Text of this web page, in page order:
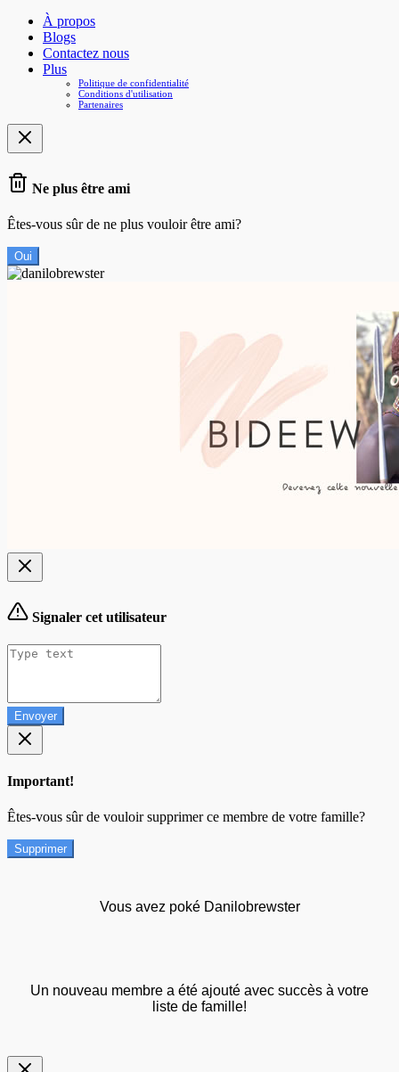
À propos
Blogs
Contactez nous
Plus
Politique de confidentialité
Conditions d'utilisation
Partenaires
Ne plus être ami
Êtes-vous sûr de ne plus vouloir être ami?
Oui
Signaler cet utilisateur
Envoyer
Important!
Êtes-vous sûr de vouloir supprimer ce membre de votre famille?
Supprimer
Vous avez poké Danilobrewster
Un nouveau membre a été ajouté avec succès à votre
liste de famille!